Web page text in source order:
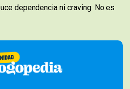
dependencia ni craving. No es